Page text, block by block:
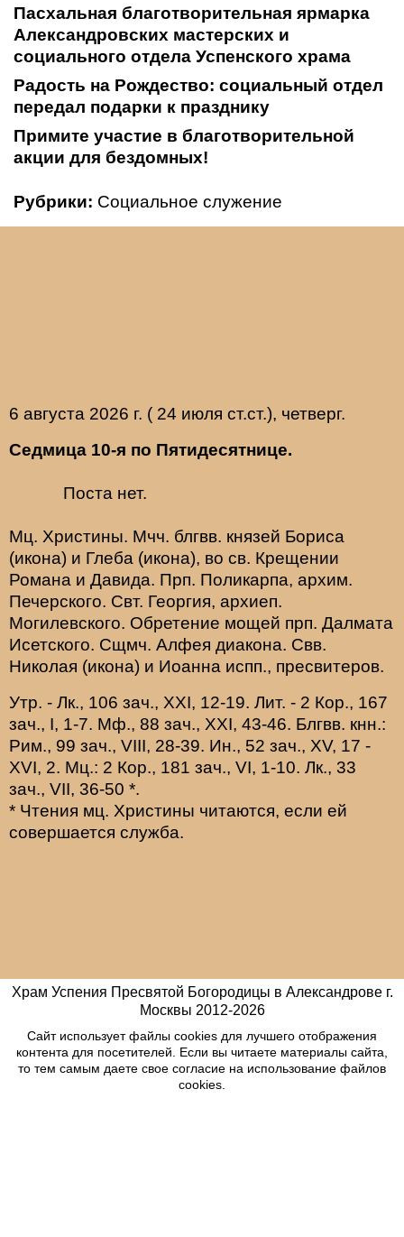
Пасхальная благотворительная ярмарка
Александровских мастерских и
социального отдела Успенского храма
Радость на Рождество: социальный отдел
передал подарки к празднику
Примите участие в благотворительной
акции для бездомных!
Рубрики: Социальное служение
6 августа 2026 г. ( 24 июля ст.ст.), четверг.
Седмица 10-я по Пятидесятнице.
Поста нет.
Мц. Христины. Мчч. блгвв. князей Бориса
(икона) и Глеба (икона), во св. Крещении
Романа и Давида. Прп. Поликарпа, архим.
Печерского. Свт. Георгия, архиеп.
Могилевского. Обретение мощей прп. Далмата
Исетского. Сщмч. Алфея диакона. Свв.
Николая (икона) и Иоанна испп., пресвитеров.
Утр. - Лк., 106 зач., XXI, 12-19. Лит. - 2 Кор., 167
зач., I, 1-7. Мф., 88 зач., XXI, 43-46. Блгвв. кнн.:
Рим., 99 зач., VIII, 28-39. Ин., 52 зач., XV, 17 -
XVI, 2. Мц.: 2 Кор., 181 зач., VI, 1-10. Лк., 33
зач., VII, 36-50 *.
* Чтения мц. Христины читаются, если ей
совершается служба.
Храм Успения Пресвятой Богородицы в Александрове г.
Москвы 2012-2026
Сайт использует файлы cookies для лучшего отображения
контента для посетителей. Если вы читаете материалы сайта,
то тем самым даете свое согласие на использование файлов
cookies.